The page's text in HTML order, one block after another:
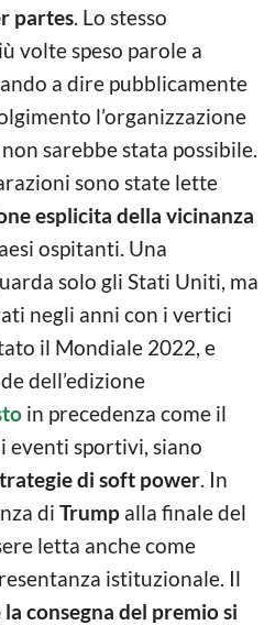
partes. Lo stesso
volte speso parole a
a dire pubblicamente
l’organizzazione
sarebbe stata possibile.
sono state lette
esplicita della vicinanza
ospitanti. Una
solo gli Stati Uniti, ma
negli anni con i vertici
il Mondiale 2022, e
dell’edizione
in precedenza come il
eventi sportivi, siano
di soft power. In
di Trump alla finale del
letta anche come
istituzionale. Il
la consegna del premio si